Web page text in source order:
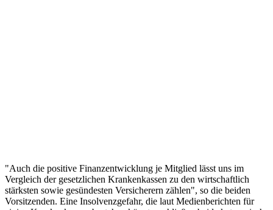
"Auch die positive Finanzentwicklung je Mitglied lässt uns im
Vergleich der gesetzlichen Krankenkassen zu den wirtschaftlich
stärksten sowie gesündesten Versicherern zählen", so die beiden
Vorsitzenden. Eine Insolvenzgefahr, die laut Medienberichten für